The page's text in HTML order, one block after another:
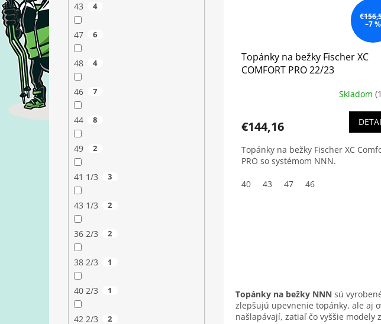
43 4
47 6
48 4
46 7
44 8
49 2
41 1/3 3
43 1/3 2
36 2/3 2
38 2/3 1
40 2/3 1
42 2/3 2
–7 %
Topánky na bežky Fischer XC
COMFORT PRO 22/23
Skladom
€144,16
Topánky na bežky Fischer XC
PRO so systémom NNN.
40 43 47 46
Topánky na bežky NNN sú
zlepšujú upevnenie topánky, ale aj
našlapávají, zatiaľ čo vyššie modely